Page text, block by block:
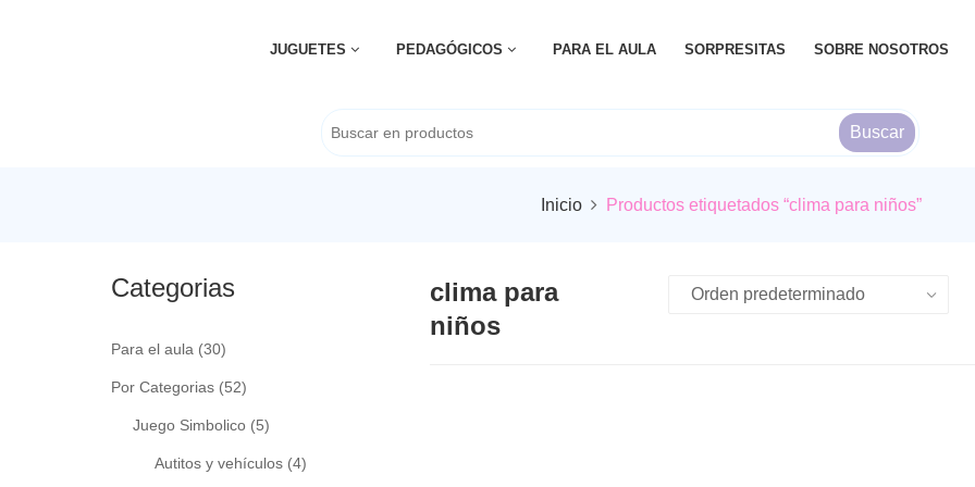
JUGUETES PEDAGÓGICOS PARA EL AULA SORPRESITAS SOBRE NOSOTROS
Buscar
Inicio Productos etiquetados “clima para niños”
Categorias
Para el aula (30)
Por Categorias (52)
Juego Simbolico (5)
Autitos y vehículos (4)
clima para
niños